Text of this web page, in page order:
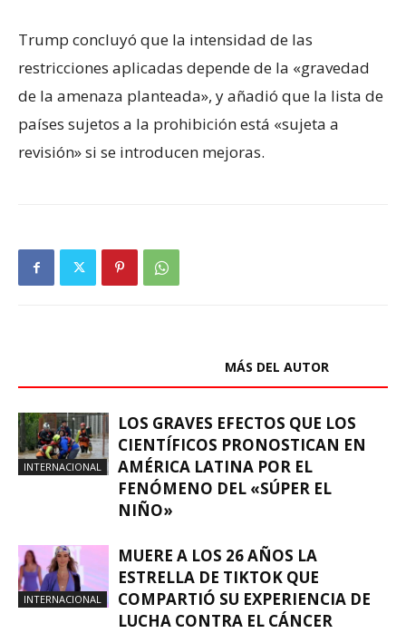
Trump concluyó que la intensidad de las
restricciones aplicadas depende de la «gravedad
de la amenaza planteada», y añadió que la lista de
países sujetos a la prohibición está «sujeta a
revisión» si se introducen mejoras.
MÁS DEL AUTOR
INTERNACIONAL
LOS GRAVES EFECTOS QUE LOS
CIENTÍFICOS PRONOSTICAN EN
AMÉRICA LATINA POR EL
FENÓMENO DEL «SÚPER EL
NIÑO»
INTERNACIONAL
MUERE A LOS 26 AÑOS LA
ESTRELLA DE TIKTOK QUE
COMPARTIÓ SU EXPERIENCIA DE
LUCHA CONTRA EL CÁNCER